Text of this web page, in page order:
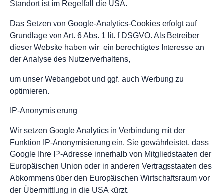
Standort ist im Regelfall die USA.
Das Setzen von Google-Analytics-Cookies erfolgt auf
Grundlage von Art. 6 Abs. 1 lit. f DSGVO. Als Betreiber
dieser Website haben wir ein berechtigtes Interesse an
der Analyse des Nutzerverhaltens,
um unser Webangebot und ggf. auch Werbung zu
optimieren.
IP-Anonymisierung
Wir setzen Google Analytics in Verbindung mit der
Funktion IP-Anonymisierung ein. Sie gewährleistet, dass
Google Ihre IP-Adresse innerhalb von Mitgliedstaaten der
Europäischen Union oder in anderen Vertragsstaaten des
Abkommens über den Europäischen Wirtschaftsraum vor
der Übermittlung in die USA kürzt.